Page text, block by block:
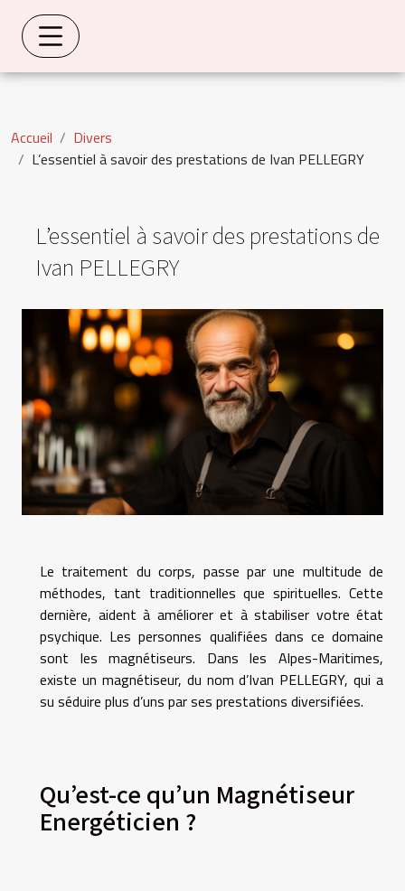
Accueil
Divers
L’essentiel à savoir des prestations de Ivan PELLEGRY
L’essentiel à savoir des prestations de
Ivan PELLEGRY
Le traitement du corps, passe par une multitude de
méthodes, tant traditionnelles que spirituelles. Cette
dernière, aident à améliorer et à stabiliser votre état
psychique. Les personnes qualifiées dans ce domaine
sont les magnétiseurs. Dans les Alpes-Maritimes,
existe un magnétiseur, du nom d’Ivan PELLEGRY, qui a
su séduire plus d’uns par ses prestations diversifiées.
Qu’est-ce qu’un Magnétiseur
Energéticien ?